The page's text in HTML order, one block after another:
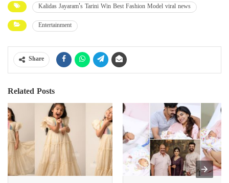
Kalidas Jayaram's Tarini Win Best Fashion Model viral news
Entertainment
Share
Related Posts